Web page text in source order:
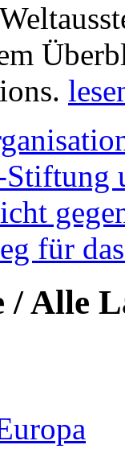
für
/ Alle